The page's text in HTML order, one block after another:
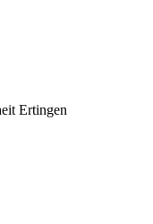
Ertingen